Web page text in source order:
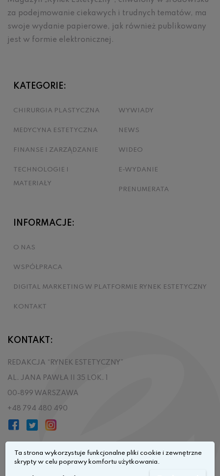
Ta strona wykorzystuje funkcjonalne pliki cookie i zewnętrzne
skrypty w celu poprawy komfortu użytkowania.
za podejmowanie ciekawych i trudnych tematów, ma
swoje wydanie papierowe, jak również publikowany
jest w formie elektronicznej.
KATEGORIE:
CHIRURGIA PLASTYCZNA
MEDYCYNA ESTETYCZNA
FINANSE I ZARZĄDZANIE
TECHNOLOGIE I
MATERIAŁY
WYWIADY
NEWS
WIDEO
E-WYDANIE
PRENUMERATA
INFORMACJE:
O NAS
WSPÓŁPRACA
DIGITAL MARKETING W PLATFORMIE RYNEK ESTETYCZNY
KONTAKT
KONTAKT:
REDAKCJA “RYNEK ESTETYCZNY”
AL. JANA PAWŁA II 35 LOK. 1
00-899 WARSZAWA
+48 794 480 490